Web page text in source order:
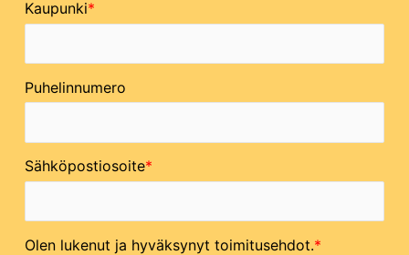
Kaupunki
Puhelinnumero
Sähköpostiosoite
Olen lukenut ja hyväksynyt toimitusehdot.